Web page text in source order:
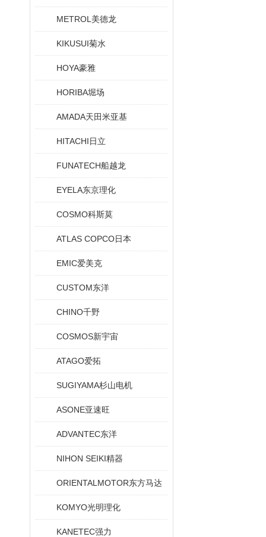
METROL美德龙
KIKUSUI菊水
HOYA豪雅
HORIBA堀场
AMADA天田米亚基
HITACHI日立
FUNATECH船越龙
EYELA东京理化
COSMO科斯莫
ATLAS COPCO日本
EMIC爱美克
CUSTOM东洋
CHINO千野
COSMOS新宇宙
ATAGO爱拓
SUGIYAMA杉山电机
ASONE亚速旺
ADVANTEC东洋
NIHON SEIKI精器
ORIENTALMOTOR东方马达
KOMYO光明理化
KANETEC强力